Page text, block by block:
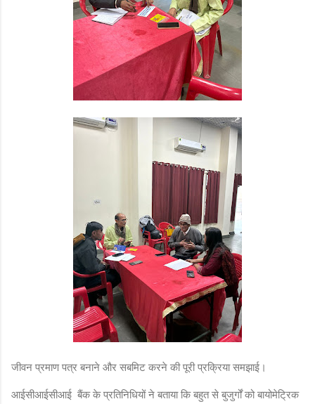
जीवन प्रमाण पत्र बनाने और सबमिट करने की पूरी प्रक्रिया समझाई।
आईसीआईसीआई बैंक के प्रतिनिधियों ने बताया कि बहुत से बुजुर्गों को बायोमेट्रिक